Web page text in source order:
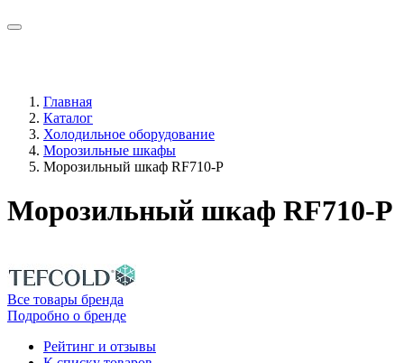
Главная
Каталог
Холодильное оборудование
Морозильные шкафы
Морозильный шкаф RF710-P
Морозильный шкаф RF710-P
Все товары бренда
Подробно о бренде
Рейтинг и отзывы